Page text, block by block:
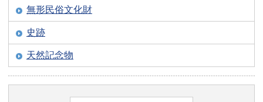
無形民俗文化財
史跡
天然記念物